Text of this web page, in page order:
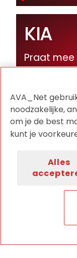
KIA
Praat
Naar KIA
Meer
AVA_Net
noodzakelijke,
om je de best
kunt je
Alles